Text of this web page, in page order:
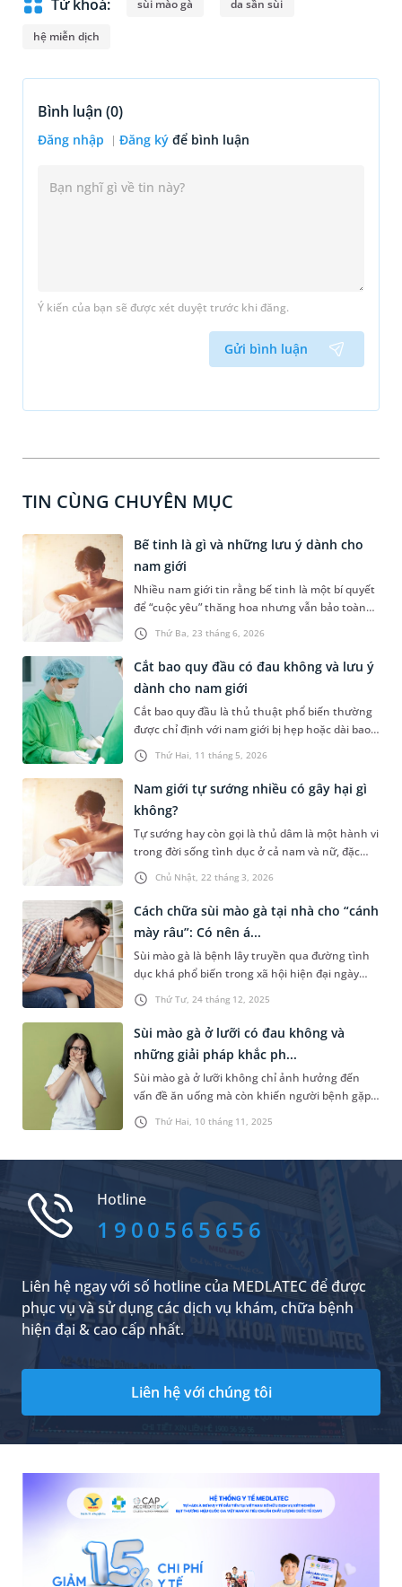
Từ khoá: sùi mào gà da sần sùi
hệ miễn dịch
Bình luận (0)
Đăng nhập Đăng ký để bình luận
Ý kiến của bạn sẽ được xét duyệt trước khi đăng.
Gửi bình luận
TIN CÙNG CHUYÊN MỤC
Thứ Ba, 23 tháng 6, 2026
Bế tinh là gì và những lưu ý dành cho
nam giới
Nhiều nam giới tin rằng bế tinh là một bí quyết
để “cuộc yêu” thăng hoa nhưng vẫn bảo toàn
phong độ. Bài viết dưới đây sẽ giúp bạn hiểu rõ
hơn bế tinh là gì, có tiềm ẩn những nguy cơ sức
khỏe gì không và những vấn đề nam giới cần
Thứ Hai, 11 tháng 5, 2026
Cắt bao quy đầu có đau không và lưu ý
dành cho nam giới
Cắt bao quy đầu là thủ thuật phổ biến thường
được chỉ định với nam giới bị hẹp hoặc dài bao
quy đầu. Không chỉ quan tâm đến chi phí điều
trị, nhiều nam giới còn có chung một thắc mắc
là “cắt bao quy đầu có đau không”. Dưới đây là
câu trả lời cụ thể và một số lưu ý dành cho nam
giới.
Chủ Nhật, 22 tháng 3, 2026
Nam giới tự sướng nhiều có gây hại gì
không?
Tự sướng hay còn gọi là thủ dâm là một hành vi
trong đời sống tình dục ở cả nam và nữ, đặc
biệt là nam giới. Hành vi này là cách giúp “cánh
mày râu” thỏa mãn nhu cầu sinh lý. Vậy thực
hiện hoạt động này quá nhiều có gây hại gì
không? Bài viết dưới đây sẽ giải thích rõ hơn
cho bạn.
Thứ Tư, 24 tháng 12, 2025
Cách chữa sùi mào gà tại nhà cho “cánh
mày râu”: Có nên á...
Sùi mào gà là bệnh lây truyền qua đường tình
dục khá phổ biến trong xã hội hiện đại ngày
nay. Bài viết dưới đây sẽ giúp bạn hiểu hơn về
sùi mào gà ở nam và những cách chữa sùi mào
gà tại nhà cho nam giới.
Thứ Hai, 10 tháng 11, 2025
Sùi mào gà ở lưỡi có đau không và
những giải pháp khắc ph...
Sùi mào gà ở lưỡi không chỉ ảnh hưởng đến
vấn đề ăn uống mà còn khiến người bệnh gặp
phải nhiều vấn đề về tâm lý, làm giảm chất
lượng sống. Bài viết dưới đây sẽ giúp bạn hiểu
mào gà ở lưỡi có đau không” và đưa ra một số
Hotline
1900565656
Liên hệ ngay với số hotline của MEDLATEC để được
phục vụ và sử dụng các dịch vụ khám, chữa bệnh
hiện đại & cao cấp nhất.
Liên hệ với chúng tôi